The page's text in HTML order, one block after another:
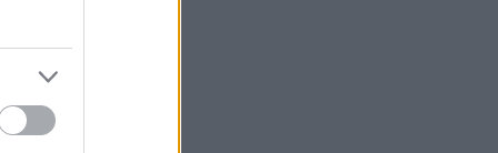
október
...
2.0